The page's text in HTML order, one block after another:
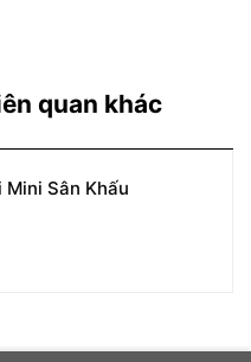
quan khác
Mini Sân Khấu